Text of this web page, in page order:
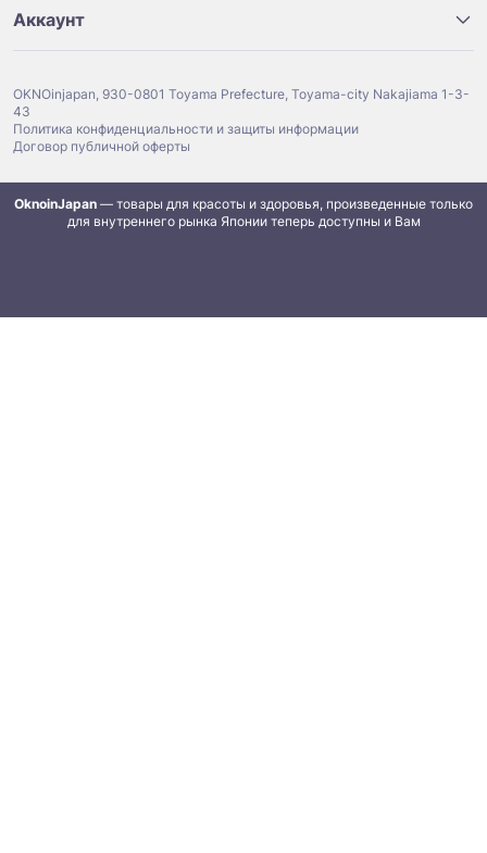
Аккаунт
OKNOinjapan, 930-0801 Toyama Prefecture, Toyama-city Nakajiama 1-3-
43
Политика конфиденциальности и защиты информации
Договор публичной оферты
OknoinJapan — товары для красоты и здоровья, произведенные только
для внутреннего рынка Японии теперь доступны и Вам